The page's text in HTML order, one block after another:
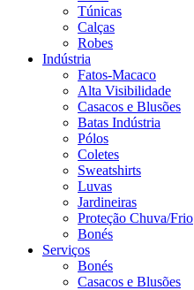
Túnicas
Calças
Robes
Indústria
Fatos-Macaco
Alta Visibilidade
Casacos e Blusões
Batas Indústria
Pólos
Coletes
Sweatshirts
Luvas
Jardineiras
Proteção Chuva/Frio
Bonés
Serviços
Bonés
Casacos e Blusões